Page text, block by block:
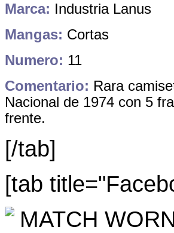
Marca: Industria Lanus
Mangas: Cortas
Numero: 11
Comentario: Rara
Nacional de 1974 con 5
frente.
[/tab]
[tab